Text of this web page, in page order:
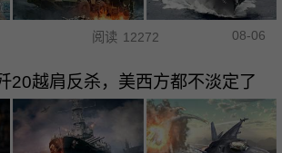
阅读 12272 08-06
20越肩反杀，美西方都不淡定了